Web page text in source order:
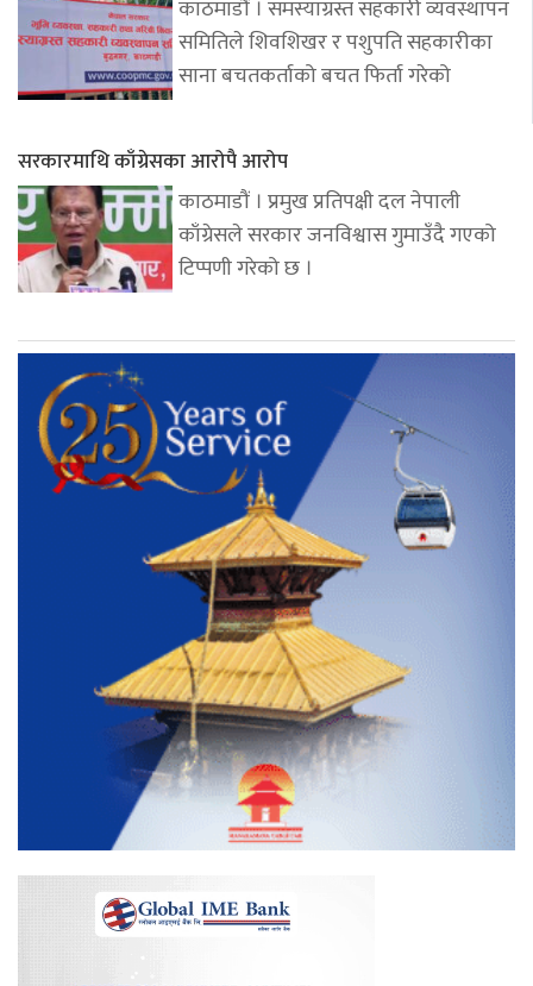
काठमाडौं । समस्याग्रस्त सहकारी व्यवस्थापन
समितिले शिवशिखर र पशुपति सहकारीका
साना बचतकर्ताको बचत फिर्ता गरेको
सरकारमाथि काँग्रेसका आरोपै आरोप
काठमाडौं । प्रमुख प्रतिपक्षी दल नेपाली
काँग्रेसले सरकार जनविश्वास गुमाउँदै गएको
टिप्पणी गरेको छ ।